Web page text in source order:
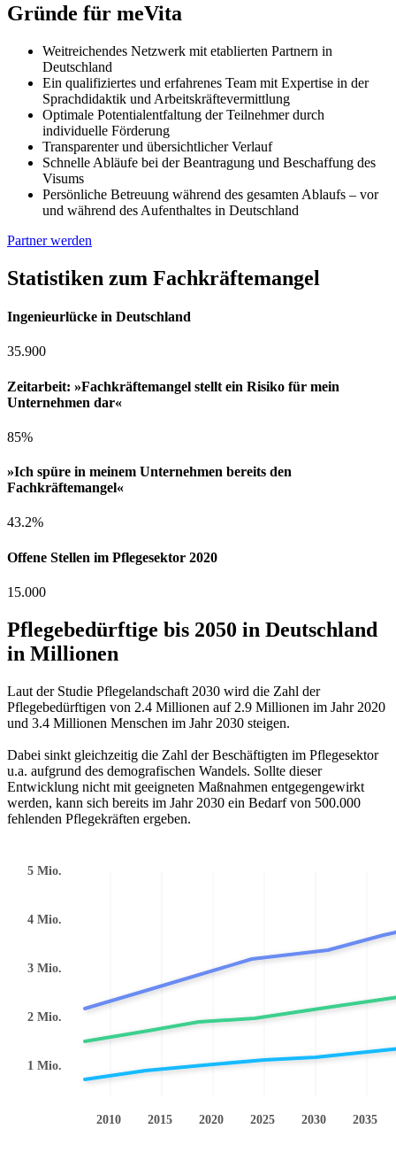
Gründe für meVita
Weitreichendes Netzwerk mit etablierten Partnern in
Deutschland
Ein qualifiziertes und erfahrenes Team mit Expertise in der
Sprachdidaktik und Arbeitskräftevermittlung
Optimale Potentialentfaltung der Teilnehmer durch
individuelle Förderung
Transparenter und übersichtlicher Verlauf
Schnelle Abläufe bei der Beantragung und Beschaffung des
Visums
Persönliche Betreuung während des gesamten Ablaufs – vor
und während des Aufenthaltes in Deutschland
Partner werden
Statistiken zum Fachkräftemangel
Ingenieurlücke in Deutschland
35.900
Zeitarbeit: »Fachkräftemangel stellt ein Risiko für mein
Unternehmen dar«
85%
»Ich spüre in meinem Unternehmen bereits den
Fachkräftemangel«
43.2%
Offene Stellen im Pflegesektor 2020
15.000
Pflegebedürftige bis 2050 in Deutschland
in Millionen
Laut der Studie Pflegelandschaft 2030 wird die Zahl der
Pflegebedürftigen von 2.4 Millionen auf 2.9 Millionen im Jahr 2020
und 3.4 Millionen Menschen im Jahr 2030 steigen.
Dabei sinkt gleichzeitig die Zahl der Beschäftigten im Pflegesektor
u.a. aufgrund des demografischen Wandels. Sollte dieser
Entwicklung nicht mit geeigneten Maßnahmen entgegengewirkt
werden, kann sich bereits im Jahr 2030 ein Bedarf von 500.000
fehlenden Pflegekräften ergeben.
1 Mio.
2 Mio.
3 Mio.
4 Mio.
5 Mio.
2010 2015 2020 2025 2030 2035